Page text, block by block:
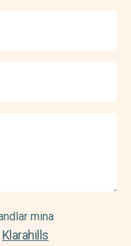
mina
Klarahills